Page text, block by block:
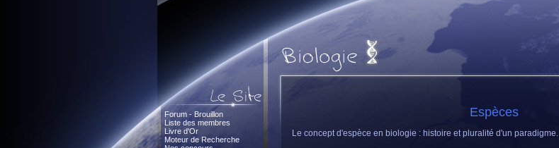
Forum - Brouillon
Liste des membres
Livre d'Or
Moteur de Recherche
Espèces
Le concept d'espèce en biologie : histoire et pluralité d'un paradigme.